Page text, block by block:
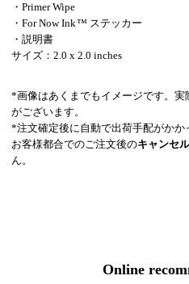
・Primer Wipe
・For Now Ink ™ ステッカー
・説明書
サイズ：2.0 x 2.0 inches
*画像はあくまでもイメージです。
がございます。
*注文確定後に自動で出荷手配がかか
お客様都合でのご注文後のキャンセ
ん。
Online